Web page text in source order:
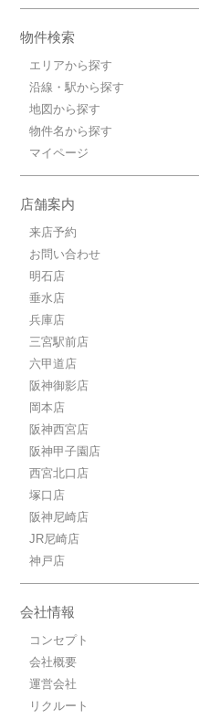
物件検索
エリアから探す
沿線・駅から探す
地図から探す
物件名から探す
マイページ
店舗案内
来店予約
お問い合わせ
明石店
垂水店
兵庫店
三宮駅前店
六甲道店
阪神御影店
岡本店
阪神西宮店
阪神甲子園店
西宮北口店
塚口店
阪神尼崎店
JR尼崎店
神戸店
会社情報
コンセプト
会社概要
運営会社
リクルート